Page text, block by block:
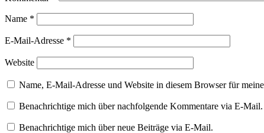
Name *
E-Mail-Adresse *
Website
Name, E-Mail-Adresse und Website in diesem Browser für
Benachrichtige mich über nachfolgende Kommentare via E-Mail.
Benachrichtige mich über neue Beiträge via E-Mail.